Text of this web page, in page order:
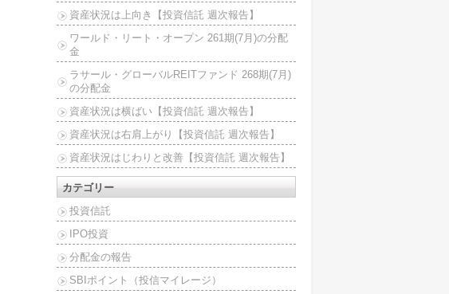
資産状況は上向き【投資信託 週次報告】
ワールド・リート・オープン 261期(7月)の分配
金
ラサール・グローバルREITファンド 268期(7月)
の分配金
資産状況は横ばい【投資信託 週次報告】
資産状況は右肩上がり【投資信託 週次報告】
資産状況はじわりと改善【投資信託 週次報告】
カテゴリー
投資信託
IPO投資
分配金の報告
SBIポイント（投信マイレージ）